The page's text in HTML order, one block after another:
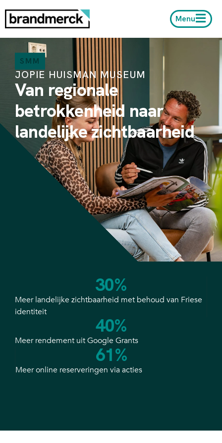
Menu
SMM
JOPIE HUISMAN MUSEUM
Van regionale
betrokkenheid naar
landelijke zichtbaarheid
30%
Meer landelijke zichtbaarheid met behoud van Friese
identiteit
40%
Meer rendement uit Google Grants
61%
Meer online reserveringen via acties